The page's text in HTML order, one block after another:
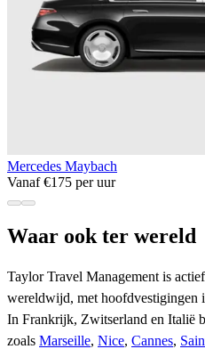
Mercedes Maybach
Vanaf €175 per uur
Waar ook ter wereld
Taylor Travel Management is
wereldwijd, met hoofdvestigingen
In Frankrijk, Zwitserland en Italië
zoals Marseille, Nice, Cannes,